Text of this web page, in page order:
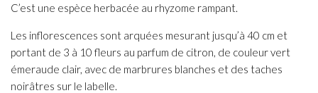
C’est une espèce herbacée au rhyzome rampant.
Les inflorescences sont arquées mesurant jusqu’à 40 cm et
portant de 3 à 10 fleurs au parfum de citron, de couleur vert
émeraude clair, avec de marbrures blanches et des taches
noirâtres sur le labelle.